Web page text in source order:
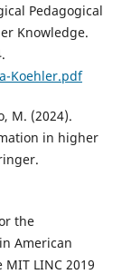
Pedagogical
Knowledge.
Koehler.pdf
M. (2024).
in higher
the
American
LINC 2019